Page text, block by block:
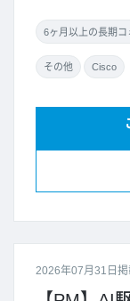
その他 Cisco
2026年07月31日